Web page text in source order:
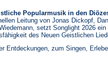
Popularmusik in den
Leitung von Jonas Dickopf,
setzt Songlight 2026
des Neuen Geistlichen
Entdeckungen, zum Singen,